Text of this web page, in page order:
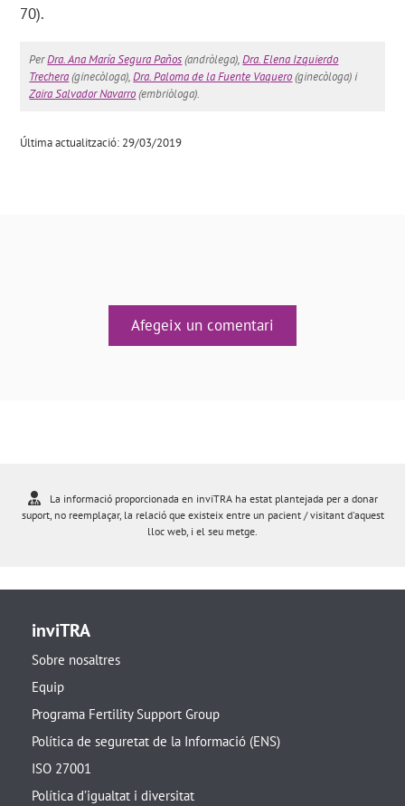
70).
PerDra. Ana María Segura Paños(andròlega),Dra. Elena Izquierdo
Trechera(ginecòloga),Dra. Paloma de la Fuente Vaquero(ginecòloga) i
Zaira Salvador Navarro(embriòloga).
Última actualització: 29/03/2019
Afegeix un comentari
La informació proporcionada en inviTRA ha estat plantejada per a donar
suport, no reemplaçar, la relació que existeix entre un pacient / visitant d'aquest
lloc web, i el seu metge.
inviTRA
Sobre nosaltres
Equip
Programa Fertility Support Group
Política de seguretat de la Informació (ENS)
ISO 27001
Política d’igualtat i diversitat